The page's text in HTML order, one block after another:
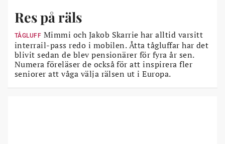
Res på räls
TÅGLUFF Mimmi och Jakob Skarrie har alltid varsitt
interrail-pass redo i mobilen. Åtta tågluffar har det
blivit sedan de blev pensionärer för fyra år sen.
Numera föreläser de också för att inspirera fler
seniorer att våga välja rälsen ut i Europa.